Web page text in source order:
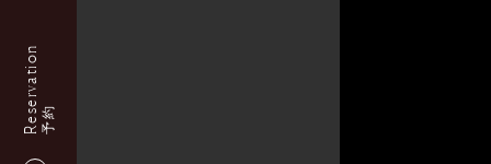
Reservation予約